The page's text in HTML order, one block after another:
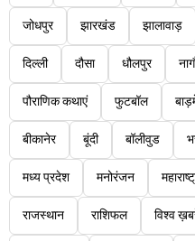
जोधपुर झारखंड झालावाड़
दिल्ली दौसा धौलपुर
पौराणिक कथाएं फुटबॉल
बीकानेर बूंदी बॉलीवुड
मध्य प्रदेश मनोरंजन
राजस्थान राशिफल विश्व